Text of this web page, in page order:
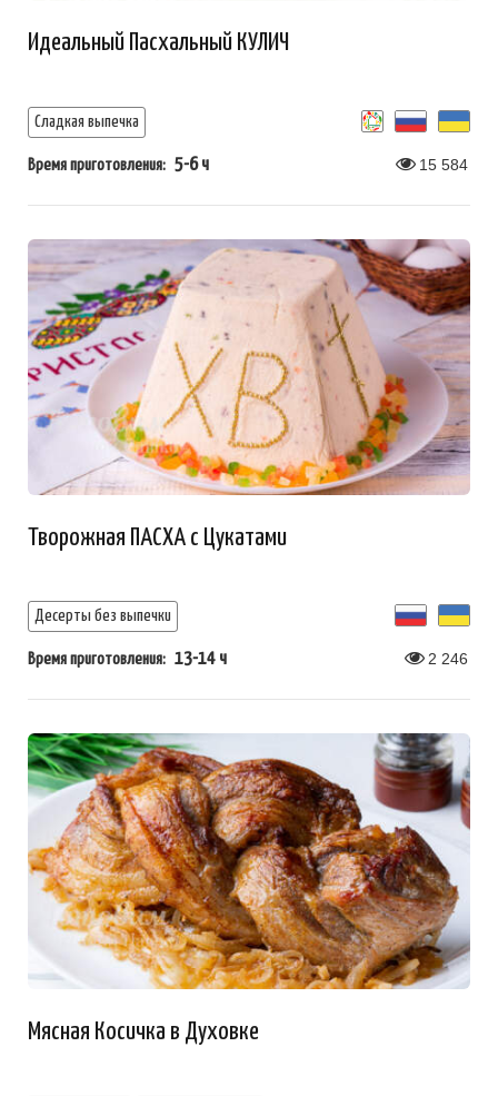
Идеальный Пасхальный КУЛИЧ
Сладкая выпечка
Время приготовления: 5-6 ч 15 584
Творожная ПАСХА с Цукатами
Десерты без выпечки
Время приготовления: 13-14 ч 2 246
Мясная Косичка в Духовке